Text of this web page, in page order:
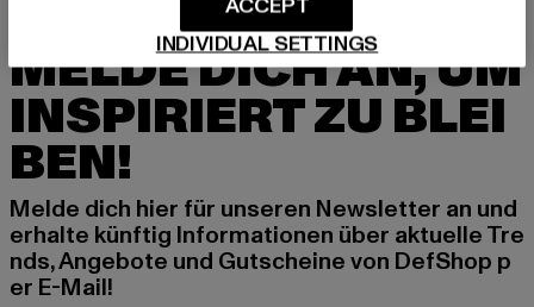
MELDE DICH AN, UM
INSPIRIERT ZU BLEI
BEN!
Melde dich hier für unseren Newsletter an und
erhalte künftig Informationen über aktuelle Tre
nds, Angebote und Gutscheine von DefShop p
er E-Mail!
INDIVIDUAL SETTINGS